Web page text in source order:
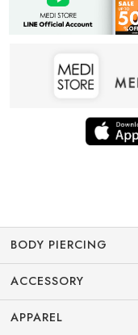
BODY PIERCING
ACCESSORY
APPAREL